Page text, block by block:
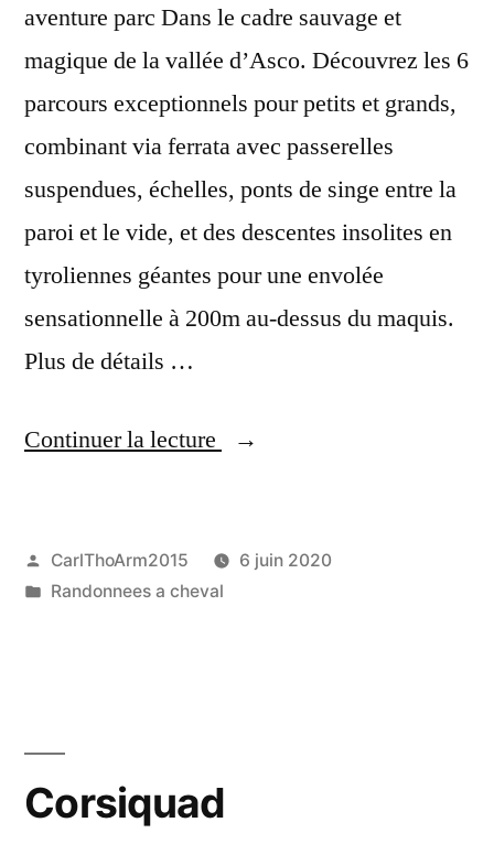
aventure parc Dans le cadre sauvage et
magique de la vallée d’Asco. Découvrez les 6
parcours exceptionnels pour petits et grands,
combinant via ferrata avec passerelles
suspendues, échelles, ponts de singe entre la
paroi et le vide, et des descentes insolites en
tyroliennes géantes pour une envolée
sensationnelle à 200m au-dessus du maquis.
Plus de détails …
Continuer la lecture
« In
Asco
Via
Ferrata »
Publié
par
CarlThoArm2015
6 juin 2020
Publié
Randonnees a cheval
Corsiquad